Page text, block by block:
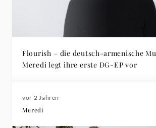
Flourish – die deutsch-armenische Musikerin
Meredi legt ihre erste DG-EP vor
vor 2 Jahren
Meredi